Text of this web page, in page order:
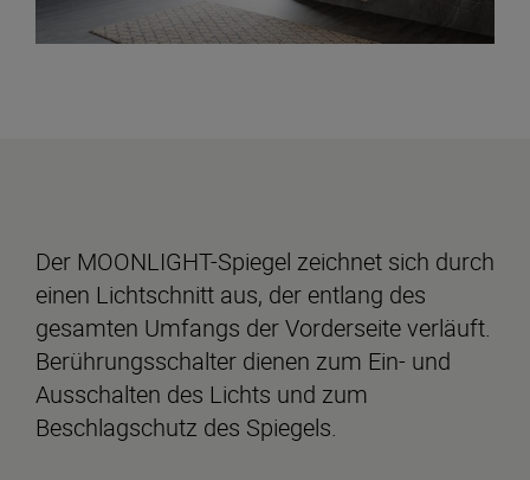
Der MOONLIGHT-Spiegel zeichnet sich durch
einen Lichtschnitt aus, der entlang des
gesamten Umfangs der Vorderseite verläuft.
Berührungsschalter dienen zum Ein- und
Ausschalten des Lichts und zum
Beschlagschutz des Spiegels.